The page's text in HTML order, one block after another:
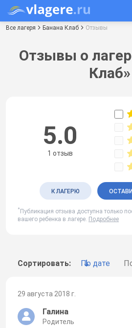
Все лагеря Банана Клаб Отзывы
Отзывы о
Клаб»
Сортировать: По дате
29 августа 2018 г.
Галина
Родитель
5.0
1 отзыв
К ЛАГЕРЮ
* Публикация отзыва доступна только
вашего ребенка в лагере. Подробнее